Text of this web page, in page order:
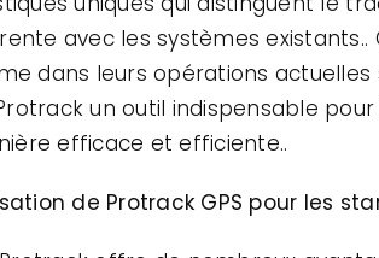
avec les systèmes
dans leurs opérations
un outil indispensable
efficace et efficiente..
de Protrack GPS pour les